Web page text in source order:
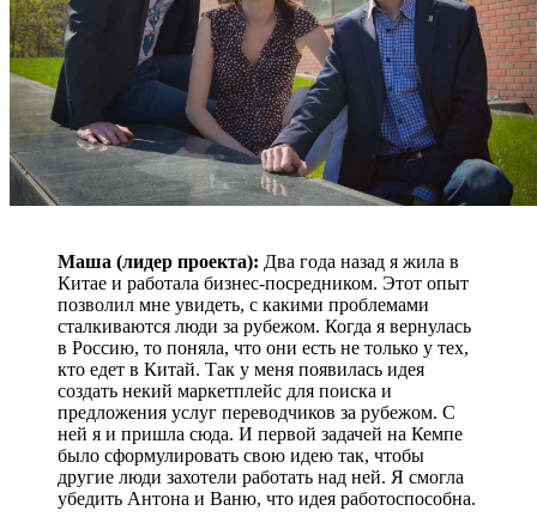
Маша (лидер проекта): Два года назад я жила в
Китае и работала бизнес-посредником. Этот опыт
позволил мне увидеть, с какими проблемами
сталкиваются люди за рубежом. Когда я вернулась
в Россию, то поняла, что они есть не только у тех,
кто едет в Китай. Так у меня появилась идея
создать некий маркетплейс для поиска и
предложения услуг переводчиков за рубежом. С
ней я и пришла сюда. И первой задачей на Кемпе
было сформулировать свою идею так, чтобы
другие люди захотели работать над ней. Я смогла
убедить Антона и Ваню, что идея работоспособна.